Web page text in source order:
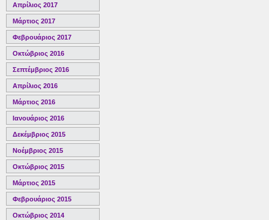
Απρίλιος 2017
Μάρτιος 2017
Φεβρουάριος 2017
Οκτώβριος 2016
Σεπτέμβριος 2016
Απρίλιος 2016
Μάρτιος 2016
Ιανουάριος 2016
Δεκέμβριος 2015
Νοέμβριος 2015
Οκτώβριος 2015
Μάρτιος 2015
Φεβρουάριος 2015
Οκτώβριος 2014